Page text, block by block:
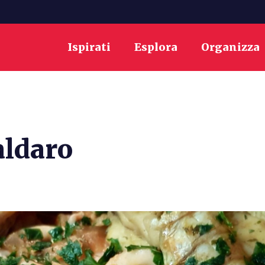
Ispirati Esplora Organizza